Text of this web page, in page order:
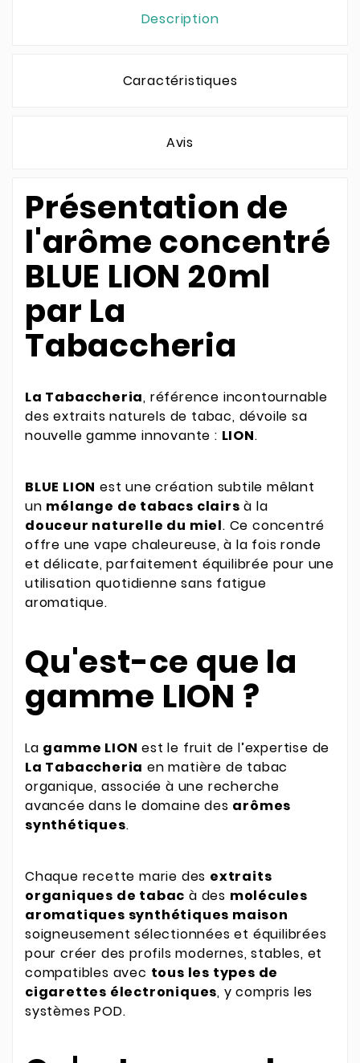
Description
Caractéristiques
Avis
Présentation de
l'arôme concentré
BLUE LION 20ml
par La
Tabaccheria
La Tabaccheria, référence incontournable
des extraits naturels de tabac, dévoile sa
nouvelle gamme innovante : LION.
BLUE LION est une création subtile mêlant
un mélange de tabacs clairs à la
douceur naturelle du miel. Ce concentré
offre une vape chaleureuse, à la fois ronde
et délicate, parfaitement équilibrée pour une
utilisation quotidienne sans fatigue
aromatique.
Qu'est-ce que la
gamme LION ?
La gamme LION est le fruit de l’expertise de
La Tabaccheria en matière de tabac
organique, associée à une recherche
avancée dans le domaine des arômes
synthétiques.
Chaque recette marie des extraits
organiques de tabac à des molécules
aromatiques synthétiques maison
soigneusement sélectionnées et équilibrées
pour créer des profils modernes, stables, et
compatibles avec tous les types de
cigarettes électroniques, y compris les
systèmes POD.